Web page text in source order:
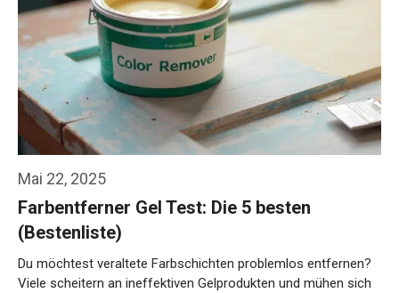
Mai 22, 2025
Farbentferner Gel Test: Die 5 besten
(Bestenliste)
Du möchtest veraltete Farbschichten problemlos entfernen?
Viele scheitern an ineffektiven Gelprodukten und mühen sich